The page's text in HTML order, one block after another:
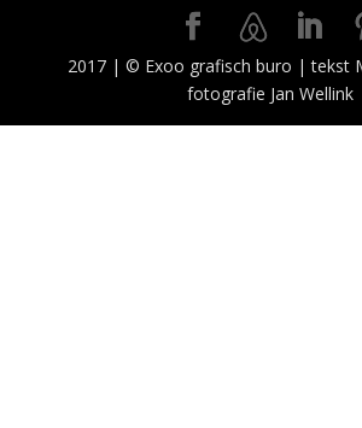
2017 | © Exoo grafisch buro | tekst
fotografie Jan Wellink